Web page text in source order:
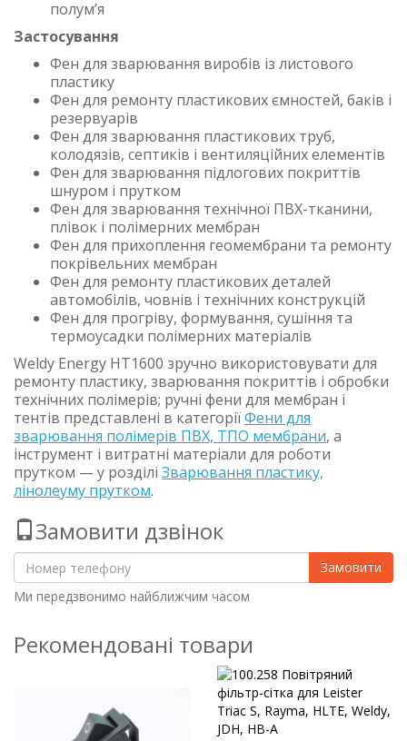
полум’я
Застосування
Фен для зварювання виробів із листового
пластику
Фен для ремонту пластикових ємностей, баків і
резервуарів
Фен для зварювання пластикових труб,
колодязів, септиків і вентиляційних елементів
Фен для зварювання підлогових покриттів
шнуром і прутком
Фен для зварювання технічної ПВХ-тканини,
плівок і полімерних мембран
Фен для прихоплення геомембрани та ремонту
покрівельних мембран
Фен для ремонту пластикових деталей
автомобілів, човнів і технічних конструкцій
Фен для прогріву, формування, сушіння та
термоусадки полімерних матеріалів
Weldy Energy HT1600 зручно використовувати для
ремонту пластику, зварювання покриттів і обробки
технічних полімерів; ручні фени для мембран і
тентів представлені в категоріїФени для
зварювання полімерів ПВХ, ТПО мембрани, а
інструмент і витратні матеріали для роботи
прутком — у розділі Зварювання пластику,
лінолеуму прутком.
Замовити дзвінок
Замовити
Ми передзвонимо найближчим часом
Рекомендовані товари